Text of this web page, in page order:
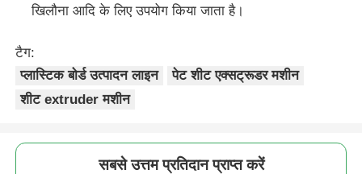
खिलौना आदि के लिए उपयोग किया जाता है।
टैग:
प्लास्टिक बोर्ड उत्पादन लाइन
पेट शीट एक्सट्रूडर मशीन
शीट extruder मशीन
सबसे उत्तम प्रतिदान प्राप्त करें